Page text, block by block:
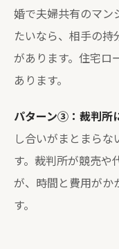
婚で夫婦共有のマン
たいなら、相手の持
があります。住宅ロ
あります。
パターン③：裁判所
し合いがまとまら
す。裁判所が競売や
が、時間と費用がか
す。